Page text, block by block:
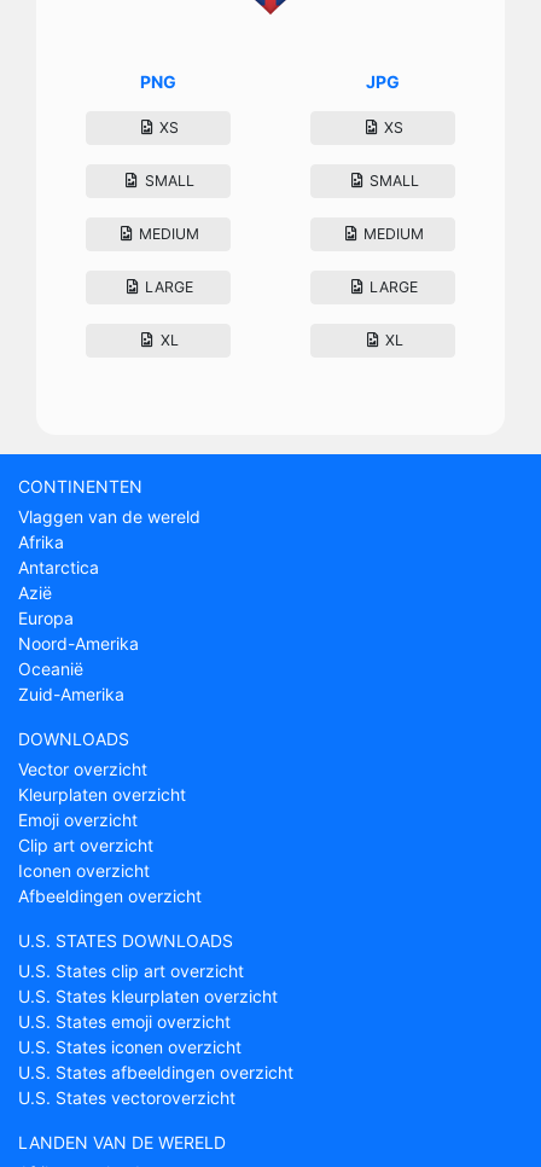
PNG
XS
SMALL
MEDIUM
LARGE
XL
JPG
XS
SMALL
MEDIUM
LARGE
XL
CONTINENTEN
Vlaggen van de wereld
Afrika
Antarctica
Azië
Europa
Noord-Amerika
Oceanië
Zuid-Amerika
DOWNLOADS
Vector overzicht
Kleurplaten overzicht
Emoji overzicht
Clip art overzicht
Iconen overzicht
Afbeeldingen overzicht
U.S. STATES DOWNLOADS
U.S. States clip art overzicht
U.S. States kleurplaten overzicht
U.S. States emoji overzicht
U.S. States iconen overzicht
U.S. States afbeeldingen overzicht
U.S. States vectoroverzicht
LANDEN VAN DE WERELD